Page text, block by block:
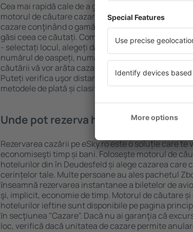
Cea mai rapidă cale de a găsi un hotel în Deudesfeld
motorul de căutare cazare eSky. Baza mare de date
cazare conţinând o gamă largă de opţiuni este o
găsi ceea ce căutați. Completați câmpurile
- selectați locul, alegeți data de check-in și check-
numărul de oaspeți, numărul de camere şi gata!
căutării vă vor arăta cazarea disponibilă ȋn
Puteți verifica uşor distanța de la hotel ȋn centrul
metodele de plată și clasificarea hotelului.
Unde pot rezerva hoteluri ȋn în
Rezervarea cazării pe eSky.ro este o soluție care te
economiseşti timp și bani. Foloseşte motorul de
hotelurilor din în Deudesfeld și alege cazarea care
cerințelor tale. Multe persoane au ales pachetul
ȋnseamnă rezervarea instantanee a biletelor de
şi, implicit, economie de timp. Motorul de căutare și
hotelurilor ieftine sunt disponibile pe pagina
ȋn secţiunea "Cazare". Dacă nu ai garanţia că
loc, verifică dacă unitatea de cazare permite